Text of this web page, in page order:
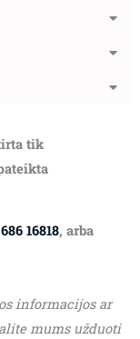
tik
16818, arba
informacijos ar
mums užduoti